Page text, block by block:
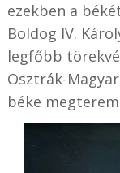
ezekben a
Boldog IV.
legfőbb
Osztrák-
béke